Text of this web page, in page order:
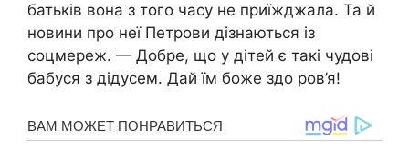
батьків вона з того часу не приїжджала. Та й
новини про неї Петрови дізнаються із
соцмереж. — Добре, що у дітей є такі чудові
бабуся з дідусем. Дай їм боже здо ров’я!